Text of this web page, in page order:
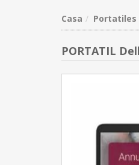
Casa Portatiles
PORTATIL